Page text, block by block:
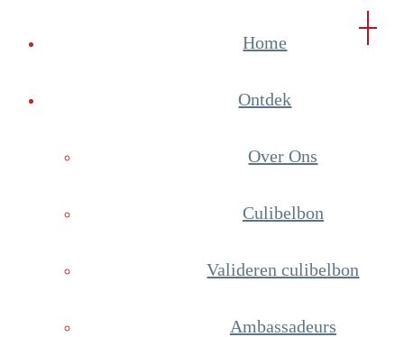
Home
Ontdek
Over Ons
Culibelbon
Valideren culibelbon
Ambassadeurs